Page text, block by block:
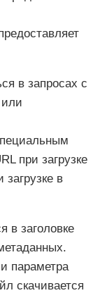
в запросах с
при загрузке
в
в заголовке
параметра
скачивается